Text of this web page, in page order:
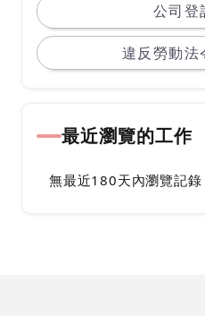
公司登
違反勞動法
最近瀏覽的工作
無最近180天內瀏覽記錄